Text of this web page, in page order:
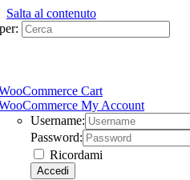
Salta al contenuto
Cart
My Account
Username:
Password:
Ricordami